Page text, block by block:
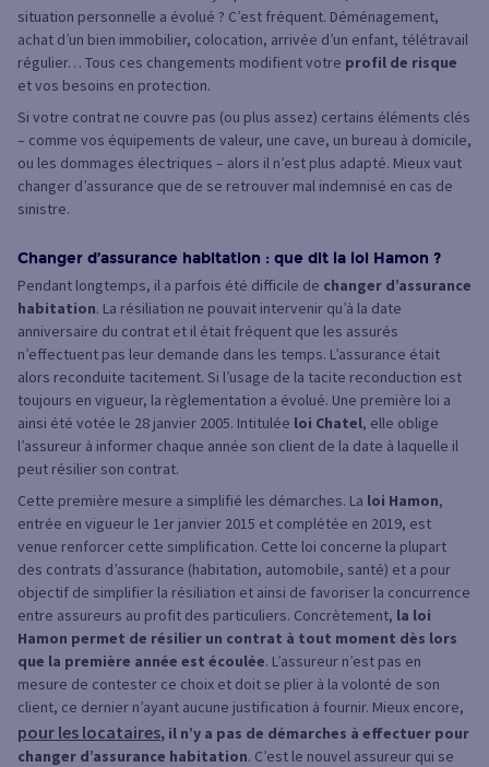
situation personnelle a évolué ? C’est fréquent. Déménagement,
achat d’un bien immobilier, colocation, arrivée d’un enfant, télétravail
régulier… Tous ces changements modifient votre profil de risque
et vos besoins en protection.
Si votre contrat ne couvre pas (ou plus assez) certains éléments clés
– comme vos équipements de valeur, une cave, un bureau à domicile,
ou les dommages électriques – alors il n’est plus adapté. Mieux vaut
changer d’assurance que de se retrouver mal indemnisé en cas de
sinistre.
Changer d’assurance habitation : que dit la loi Hamon ?
Pendant longtemps, il a parfois été difficile de changer d’assurance
habitation. La résiliation ne pouvait intervenir qu’à la date
anniversaire du contrat et il était fréquent que les assurés
n’effectuent pas leur demande dans les temps. L’assurance était
alors reconduite tacitement. Si l’usage de la tacite reconduction est
toujours en vigueur, la règlementation a évolué. Une première loi a
ainsi été votée le 28 janvier 2005. Intitulée loi Chatel, elle oblige
l’assureur à informer chaque année son client de la date à laquelle il
peut résilier son contrat.
Cette première mesure a simplifié les démarches. La loi Hamon,
entrée en vigueur le 1er janvier 2015 et complétée en 2019, est
venue renforcer cette simplification. Cette loi concerne la plupart
des contrats d’assurance (habitation, automobile, santé) et a pour
objectif de simplifier la résiliation et ainsi de favoriser la concurrence
entre assureurs au profit des particuliers. Concrètement, la loi
Hamon permet de résilier un contrat à tout moment dès lors
que la première année est écoulée. L’assureur n’est pas en
mesure de contester ce choix et doit se plier à la volonté de son
client, ce dernier n’ayant aucune justification à fournir. Mieux encore,
pour les locataires, il n’y a pas de démarches à effectuer pour
changer d’assurance habitation. C’est le nouvel assureur qui se